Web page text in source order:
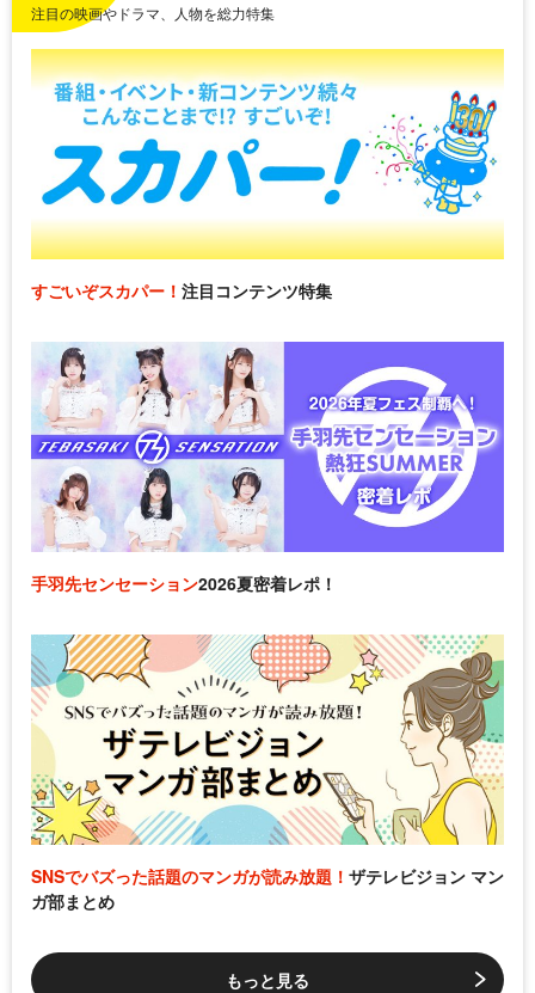
注目の映画やドラマ、人物を総力特集
すごいぞスカパー！ 注目コンテンツ特集
手羽先センセーション2026夏密着レポ！
SNSでバズった話題のマンガが読み放題！ ザテレビジョン マン
ガ部まとめ
もっと見る